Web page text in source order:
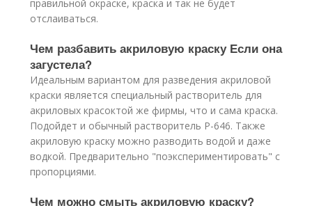
правильной окраске, краска и так не будет
отслаиваться.
Чем разбавить акриловую краску Если она
загустела?
Идеальным вариантом для разведения акриловой
краски является специальный растворитель для
акриловых красоктой же фирмы, что и сама краска.
Подойдет и обычный растворитель Р-646. Также
акриловую краску можно разводить водой и даже
водкой. Предварительно "поэкспериментировать" с
пропорциями.
Чем можно смыть акриловую краску?